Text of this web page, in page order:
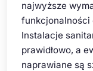
najwyższe
funkcjonalności
Instalacje
prawidłowo, a
naprawiane są